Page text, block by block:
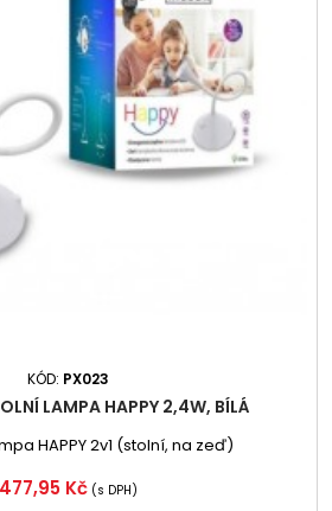
KÓD: PX023
LAMPA HAPPY 2,4W, BÍLÁ
HAPPY 2v1 (stolní, na zeď)
Cena
477,95 Kč (s DPH)